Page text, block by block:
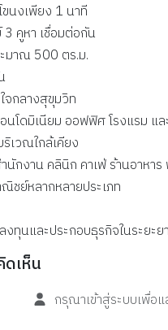
ขนงเพียง 1 นาที
3 คูหา เชื่อมต่อกัน
มาณ 500 ตร.ม.
จกลางสุขุมวิท
นโดมิเนียม ออฟฟิศ โรงแรม แ
เวณใกล้เคียง
นักงาน คลินิก คาเฟ่ ร้านอาหา
ชย์หลากหลายประเภท
งทุนและประกอบธุรกิจในระยะย
เห็น
กรุณาเข้าสู่ระบบเพื่อ